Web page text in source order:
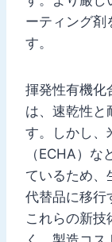
ーティング剤
す。
揮発性有機化
は、速乾性と
す。しかし、
（ECHA）
ているため、
代替品に移行
これらの新技